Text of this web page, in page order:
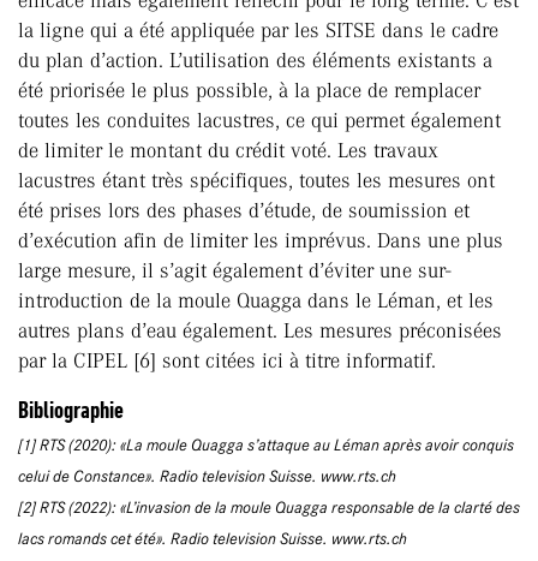
la ligne qui a été appliquée par les SITSE dans le cadre
du plan d’action. L’utilisation des éléments existants a
été priorisée le plus possible, à la place de remplacer
toutes les conduites lacustres, ce qui permet également
de limiter le montant du crédit voté. Les travaux
lacustres étant très spécifiques, toutes les mesures ont
été prises lors des phases d’étude, de soumission et
d’exécution afin de limiter les imprévus. Dans une plus
large mesure, il s’agit également d’éviter une sur-
introduction de la moule Quagga dans le Léman, et les
autres plans d’eau également. Les mesures préconisées
par la CIPEL [6] sont citées ici à titre informatif.
Bibliographie
[1] RTS (2020): «La moule Quagga s’attaque au Léman après avoir conquis
celui de Constance». Radio television Suisse. www.rts.ch
[2] RTS (2022): «L’invasion de la moule Quagga responsable de la clarté des
lacs romands cet été». Radio television Suisse. www.rts.ch